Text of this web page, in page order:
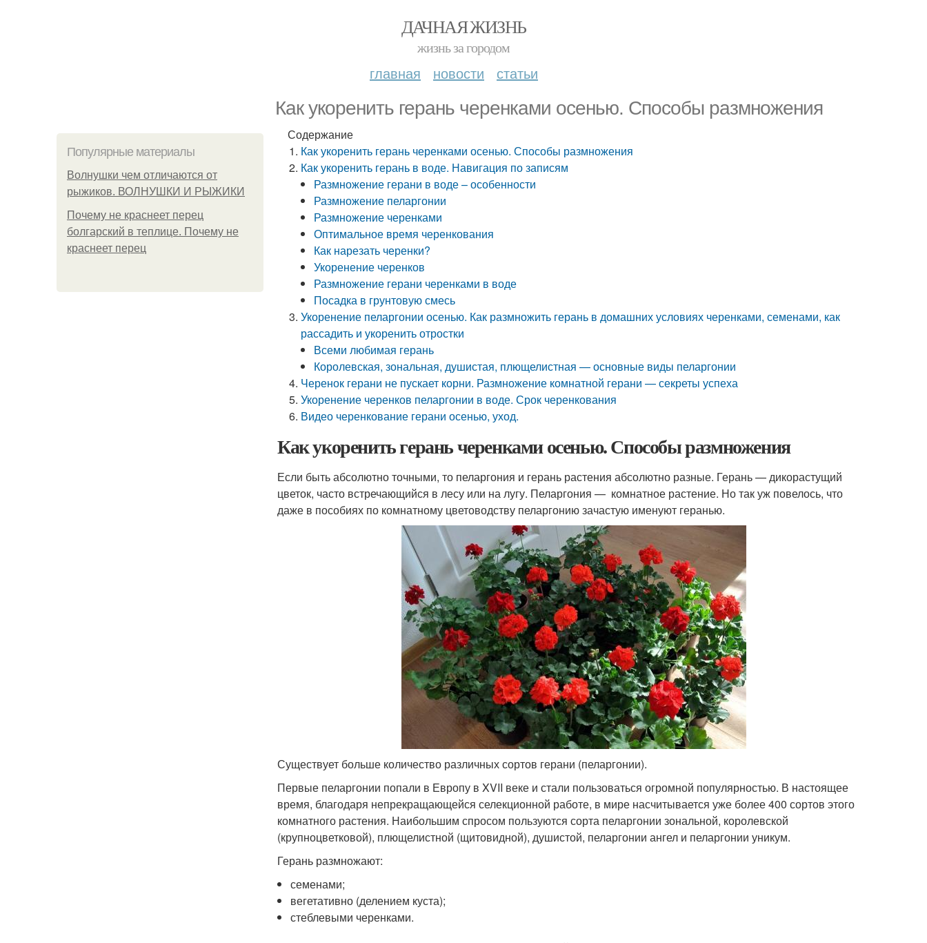
ДАЧНАЯ ЖИЗНЬ
жизнь за городом
главная новости статьи
Как укоренить герань черенками осенью. Способы размножения
Популярные материалы
Волнушки чем отличаются от
рыжиков. ВОЛНУШКИ И РЫЖИКИ
Почему не краснеет перец
болгарский в теплице. Почему не
краснеет перец
Содержание
Как укоренить герань черенками осенью. Способы размножения
Как укоренить герань в воде. Навигация по записям
Размножение герани в воде – особенности
Размножение пеларгонии
Размножение черенками
Оптимальное время черенкования
Как нарезать черенки?
Укоренение черенков
Размножение герани черенками в воде
Посадка в грунтовую смесь
Укоренение пеларгонии осенью. Как размножить герань в домашних условиях черенками, семенами, как
рассадить и укоренить отростки
Всеми любимая герань
Королевская, зональная, душистая, плющелистная — основные виды пеларгонии
Черенок герани не пускает корни. Размножение комнатной герани — секреты успеха
Укоренение черенков пеларгонии в воде. Срок черенкования
Видео черенкование герани осенью, уход.
Как укоренить герань черенками осенью. Способы размножения
Если быть абсолютно точными, то пеларгония и герань растения абсолютно разные. Герань — дикорастущий
цветок, часто встречающийся в лесу или на лугу. Пеларгония — комнатное растение. Но так уж повелось, что
даже в пособиях по комнатному цветоводству пеларгонию зачастую именуют геранью.
Существует больше количество различных сортов герани (пеларгонии).
Первые пеларгонии попали в Европу в XVII веке и стали пользоваться огромной популярностью. В настоящее
время, благодаря непрекращающейся селекционной работе, в мире насчитывается уже более 400 сортов этого
комнатного растения. Наибольшим спросом пользуются сорта пеларгонии зональной, королевской
(крупноцветковой), плющелистной (щитовидной), душистой, пеларгонии ангел и пеларгонии уникум.
Герань размножают:
семенами;
вегетативно (делением куста);
стеблевыми черенками.